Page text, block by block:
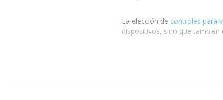
La elección de controles para
dispositivos, sino que